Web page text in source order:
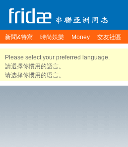
新聞&特寫 時尚娛樂 Money 交友社區
Please select your preferred language.
請選擇你慣用的語言。
请选择你惯用的语言。